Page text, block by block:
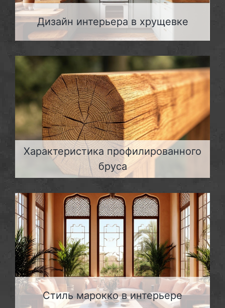
Дизайн интерьера в хрущевке
Характеристика профилированного
бруса
Стиль марокко в интерьере